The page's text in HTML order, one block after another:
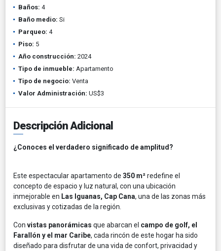
Baños: 4
Baño medio: Si
Parqueo: 4
Piso: 5
Año construcción: 2024
Tipo de inmueble: Apartamento
Tipo de negocio: Venta
Valor Administración: US$3
Descripción Adicional
¿Conoces el verdadero significado de amplitud?
Este espectacular apartamento de 350 m²redefine el
concepto de espacio y luz natural, con una ubicación
inmejorable en Las Iguanas, Cap Cana, una de las zonas más
exclusivas y cotizadas de la región.
Con vistas panorámicas que abarcan el campo de golf, el
Farallón y el mar Caribe, cada rincón de este hogar ha sido
diseñado para disfrutar de una vida de confort, privacidad y